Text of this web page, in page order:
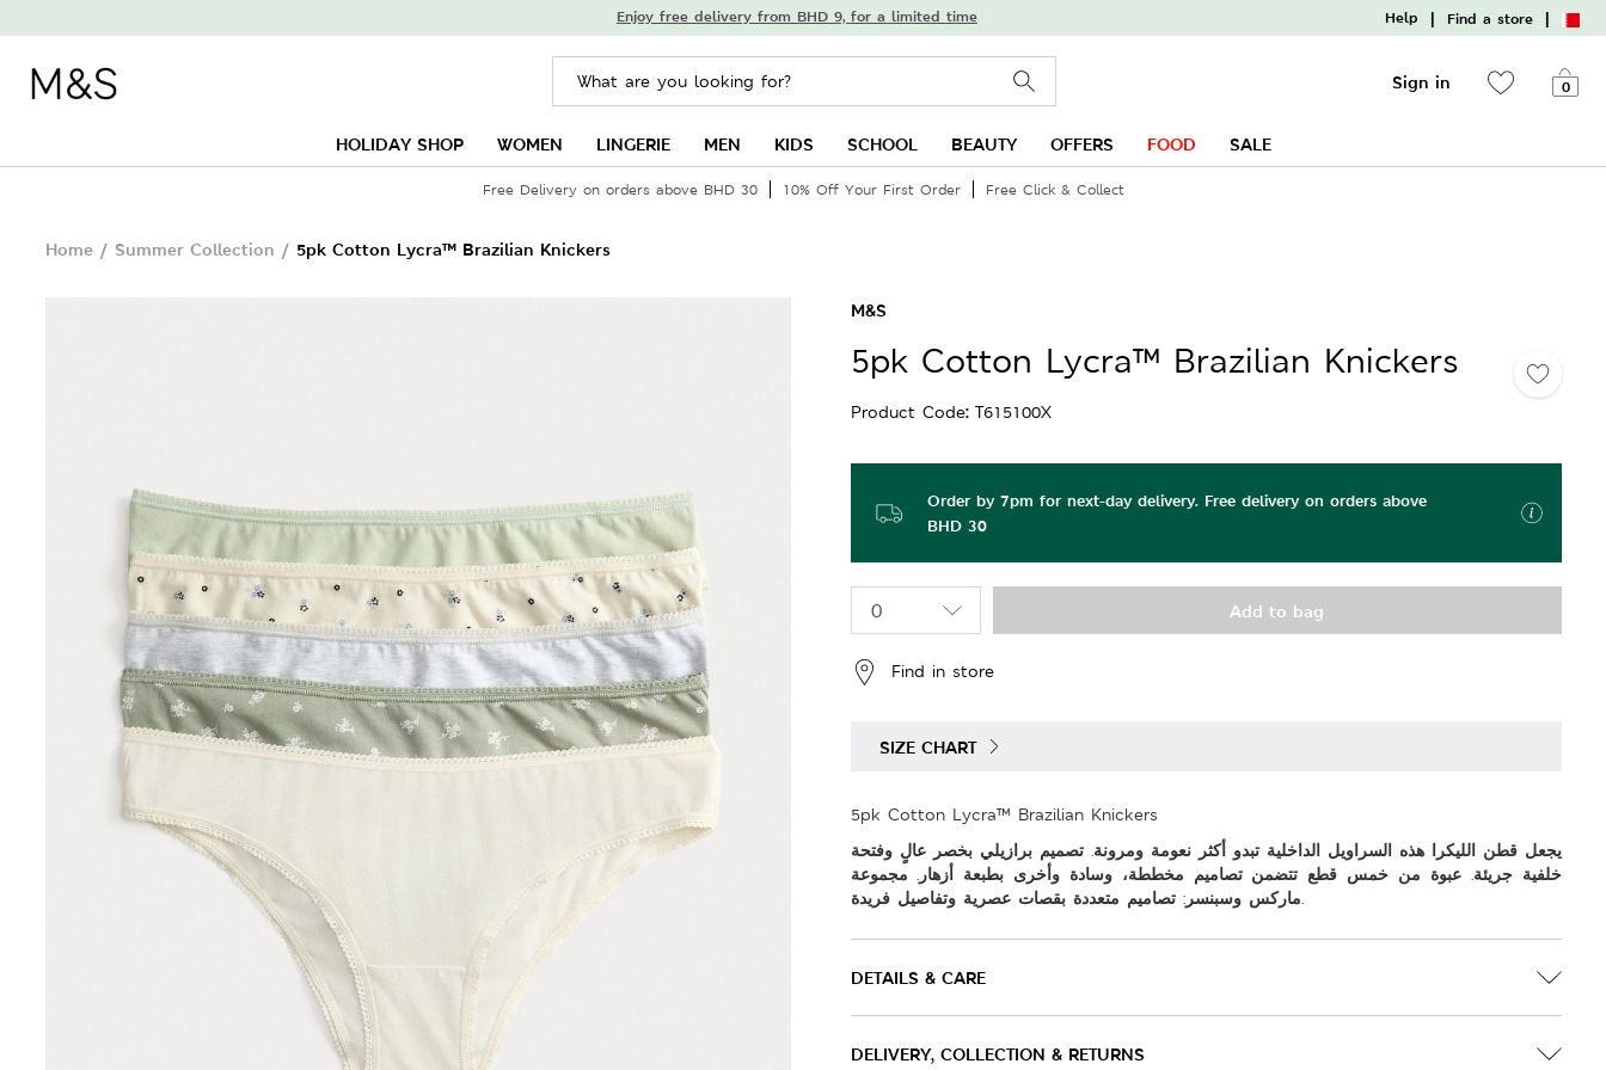
Enjoy free delivery from BHD 9, for a limited time Help | Find a store |
Sign in 0
HOLIDAY SHOP WOMEN LINGERIE MEN KIDS SCHOOL BEAUTY OFFERS FOOD SALE
Free Delivery on orders above BHD 30 10% Off Your First Order Free Click & Collect
Home / Summer Collection / 5pk Cotton Lycra™ Brazilian Knickers
M&S
5pk Cotton Lycra™ Brazilian Knickers
Product Code T615100X
Order by 7pm for next-day delivery. Free delivery on orders above
BHD 30
Add to bag
Find in store
SIZE CHART
5pk Cotton Lycra™ Brazilian Knickers
يجعل قطن الليكرا هذه السراويل الداخلية تبدو أكثر نعومة ومرونة. تصميم برازيلي بخصر عالٍ وفتحة
خلفية جريئة. عبوة من خمس قطع تتضمن تصاميم مخططة، وسادة وأخرى بطبعة أزهار. مجموعة
ماركس وسبنسر: تصاميم متعددة بقصات عصرية وتفاصيل فريدة.
DETAILS & CARE
DELIVERY, COLLECTION & RETURNS